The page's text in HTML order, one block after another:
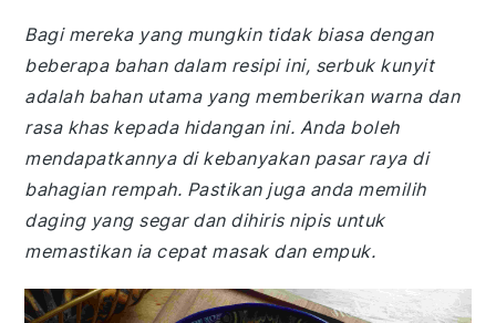
Bagi mereka yang mungkin tidak biasa dengan
beberapa bahan dalam resipi ini, serbuk kunyit
adalah bahan utama yang memberikan warna dan
rasa khas kepada hidangan ini. Anda boleh
mendapatkannya di kebanyakan pasar raya di
bahagian rempah. Pastikan juga anda memilih
daging yang segar dan dihiris nipis untuk
memastikan ia cepat masak dan empuk.